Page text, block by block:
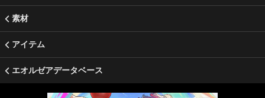
素材
アイテム
エオルゼアデータベース